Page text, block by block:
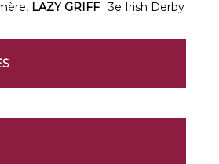
LAZY GRIFF: 3e Irish Derby